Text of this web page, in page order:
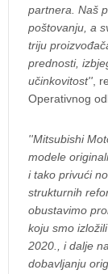
partnera. Naš
poštovanju, a
triju
prednosti,
učinkovitost'',
Operativnog
''Mitsubishi
modele
i tako privući
strukturnih
obustavimo
koju smo
2020., i dalje
dobavljanju